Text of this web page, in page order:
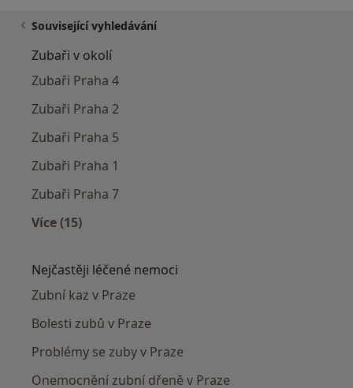
Související vyhledávání
Zubaři v okolí
Zubaři Praha 4
Zubaři Praha 2
Zubaři Praha 5
Zubaři Praha 1
Zubaři Praha 7
Více (15)
Nejčastěji léčené nemoci
Zubní kaz v Praze
Bolesti zubů v Praze
Problémy se zuby v Praze
Onemocnění zubní dřeně v Praze